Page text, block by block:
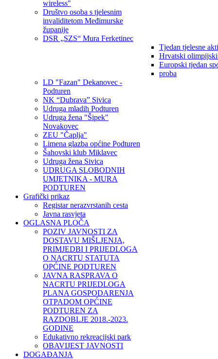
wireless"
Društvo osoba s tjelesnim
invaliditetom Međimurske
županije
DSR „SZS“ Mura Ferketinec
Tjedan tjelesne
Hrvatski
Europski tjedan
proba
LD "Fazan" Dekanovec -
Podturen
NK “Dubrava” Sivica
Udruga mladih Podturen
Udruga žena "Šipek"
Novakovec
ZEU "Čaplja"
Limena glazba općine Podturen
Šahovski klub Miklavec
Udruga žena Sivica
UDRUGA SLOBODNIH
UMJETNIKA - MURA
PODTUREN
Grafički prikaz
Registar nerazvrstanih cesta
Javna rasvjeta
OGLASNA PLOČA
POZIV JAVNOSTI ZA
DOSTAVU MIŠLJENJA,
PRIMJEDBI I PRIJEDLOGA
O NACRTU STATUTA
OPĆINE PODTUREN
JAVNA RASPRAVA O
NACRTU PRIJEDLOGA
PLANA GOSPODARENJA
OTPADOM OPĆINE
PODTUREN ZA
RAZDOBLJE 2018.-2023.
GODINE
Edukativno rekreacijski park
OBAVIJEST JAVNOSTI
DOGAĐANJA